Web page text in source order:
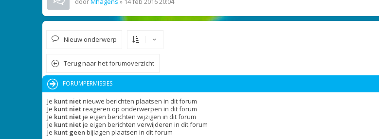
Nieuw onderwerp
Terug naar het forumoverzicht
FORUMPERMISSIES
Je kunt nietnieuwe berichten plaatsen in dit forum
Je kunt nietreageren op onderwerpen in dit forum
Je kunt nietje eigen berichten wijzigen in dit forum
Je kunt nietje eigen berichten verwijderen in dit forum
Je kunt geen bijlagen plaatsen in dit forum